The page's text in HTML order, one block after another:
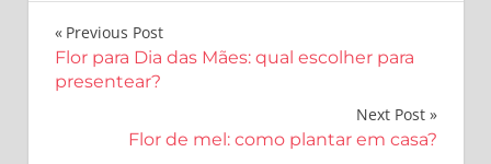
Navegação
de
Previous Post
Flor para Dia das Mães: qual escolher para
presentear?
Next Post
Flor de mel: como plantar em casa?